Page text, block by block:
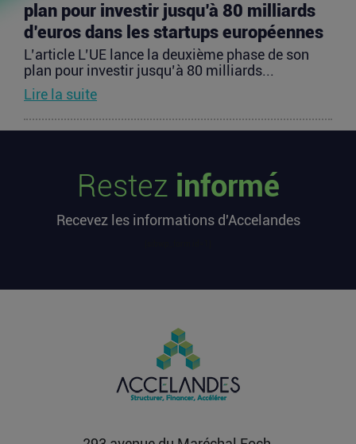
plan pour investir jusqu’à 80 milliards
d’euros dans les startups européennes
L’article L’UE lance la deuxième phase de son
plan pour investir jusqu’à 80 milliards...
Lire la suite
millions d’euros cette semaine
L’article Les startups françaises ont levé 113
premier sur...
chez OpenAI pour se soigner
L’article Après une pause de 3 mois, la Française
Fidji Simo quitte son poste chez OpenAI pour se
Restez informé
Recevez les informations d'Accelandes